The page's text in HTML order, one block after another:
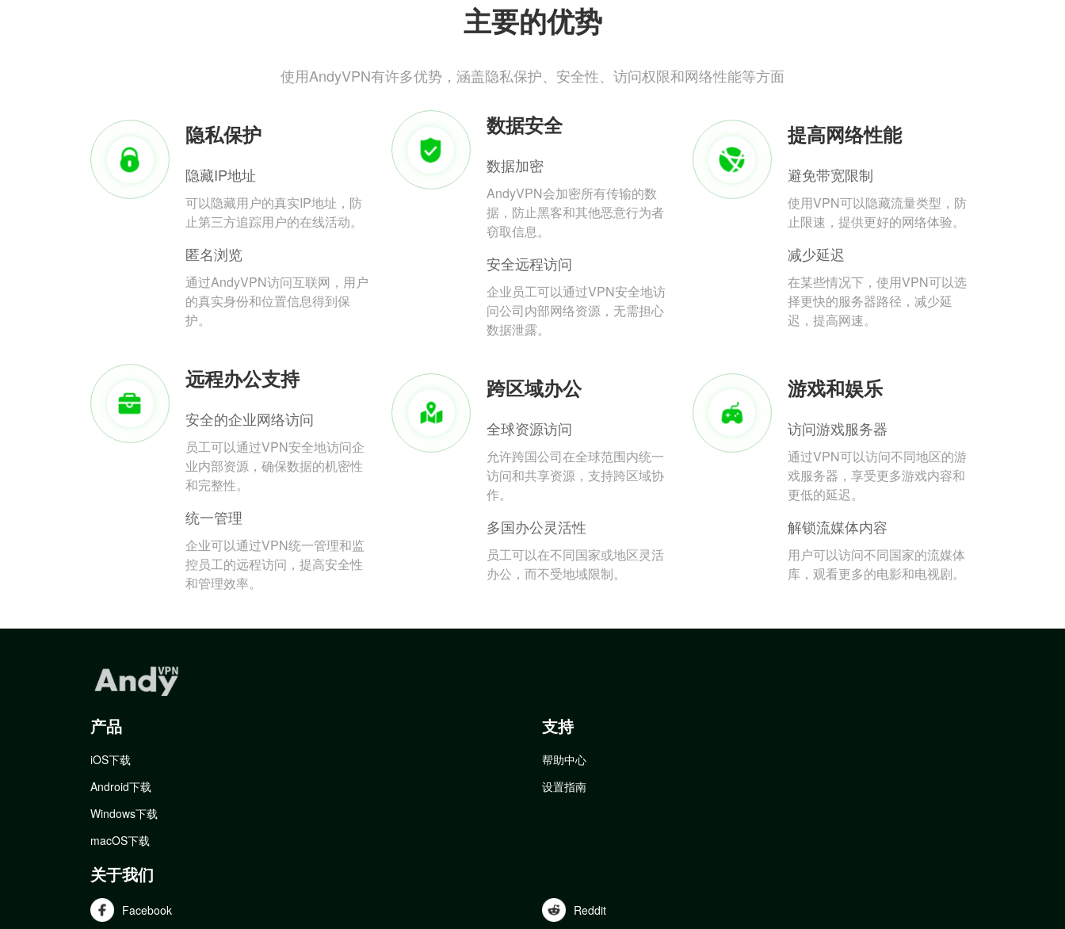
主要的优势
使用AndyVPN有许多优势，涵盖隐私保护、安全性、访问权限和网络性能等方面
隐私保护
隐藏IP地址
可以隐藏用户的真实IP地址，防
止第三方追踪用户的在线活动。
匿名浏览
通过AndyVPN访问互联网，用户
的真实身份和位置信息得到保
护。
数据安全
数据加密
AndyVPN会加密所有传输的数
据，防止黑客和其他恶意行为者
窃取信息。
安全远程访问
企业员工可以通过VPN安全地访
问公司内部网络资源，无需担心
数据泄露。
提高网络性能
避免带宽限制
使用VPN可以隐藏流量类型，防
止限速，提供更好的网络体验。
减少延迟
在某些情况下，使用VPN可以选
择更快的服务器路径，减少延
迟，提高网速。
远程办公支持
安全的企业网络访问
员工可以通过VPN安全地访问企
业内部资源，确保数据的机密性
和完整性。
统一管理
企业可以通过VPN统一管理和监
控员工的远程访问，提高安全性
和管理效率。
跨区域办公
全球资源访问
允许跨国公司在全球范围内统一
访问和共享资源，支持跨区域协
作。
多国办公灵活性
员工可以在不同国家或地区灵活
办公，而不受地域限制。
游戏和娱乐
访问游戏服务器
通过VPN可以访问不同地区的游
戏服务器，享受更多游戏内容和
更低的延迟。
解锁流媒体内容
用户可以访问不同国家的流媒体
库，观看更多的电影和电视剧。
产品
iOS下载
Android下载
Windows下载
macOS下载
支持
帮助中心
设置指南
关于我们
Facebook Reddit